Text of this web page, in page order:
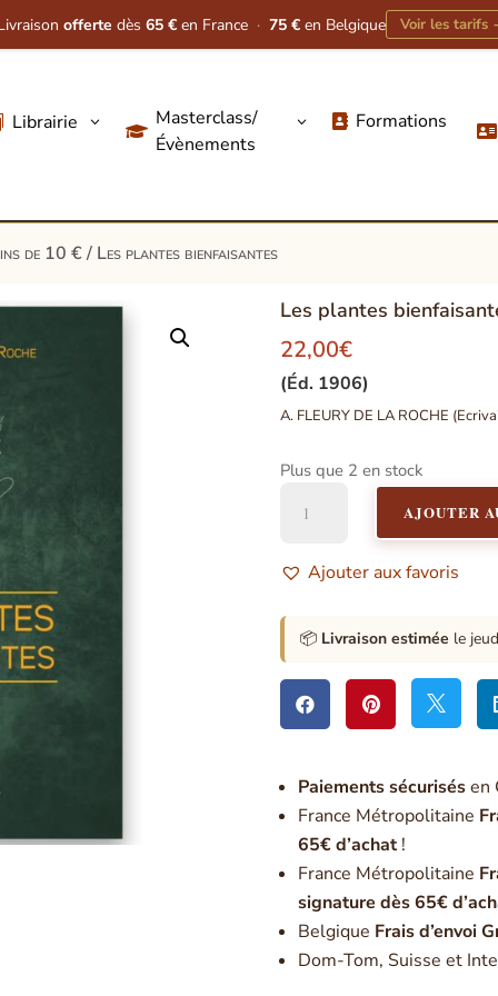
offerte dès 65 € en France · 75 € en Belgique Voir les tarifs
Librairie 3

Masterclass/
Évènements
3  Formations 
de 10 €/ Les plantes bienfaisantes
Les plantes
22,00€
(Éd. 1906)
A. FLEURY DE LA ROCHE
Plus que 2 en stock
plantes
AJOUTER
Ajouter aux favoris
📦 Livraison estimée le
  
Paiements sécurisésen
France Métropolitaine
65€ d’achat!
France Métropolitaine
signature dès 65€
Belgique Frais d’envoi
Dom-Tom, Suisse et